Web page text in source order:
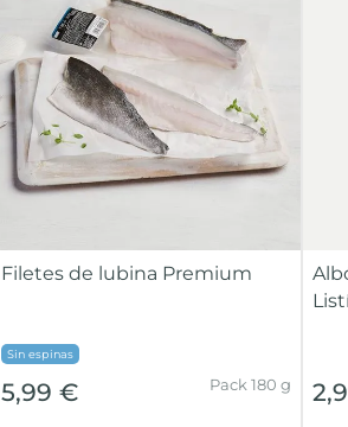
Filetes de lubina Premium
Sin espinas
5,99 € Pack 180 g